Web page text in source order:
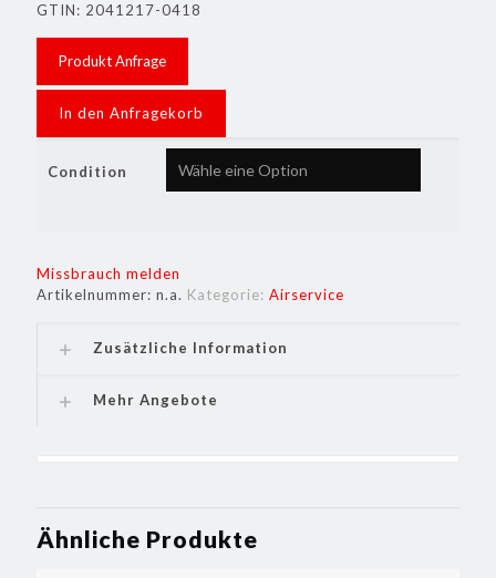
GTIN: 2041217-0418
Produkt Anfrage
In den Anfragekorb
Condition
Missbrauch melden
Artikelnummer: n.a. Kategorie: Airservice
Zusätzliche Information
Mehr Angebote
Ähnliche Produkte